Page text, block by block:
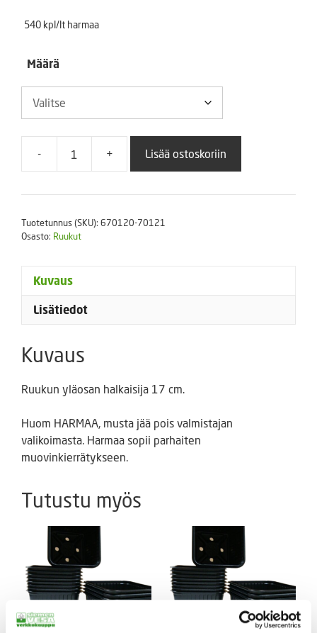
540 kpl/lt harmaa
Määrä
-
Muoviruukku
Teku
17
+ Lisää ostoskoriin
Tuotetunnus (SKU): 670120-70121
Osasto: Ruukut
Kuvaus
Lisätiedot
Kuvaus
Ruukun yläosan halkaisija 17 cm.
Huom HARMAA, musta jää pois valmistajan
valikoimasta. Harmaa sopii parhaiten
muovinkierrätykseen.
Tutustu myös